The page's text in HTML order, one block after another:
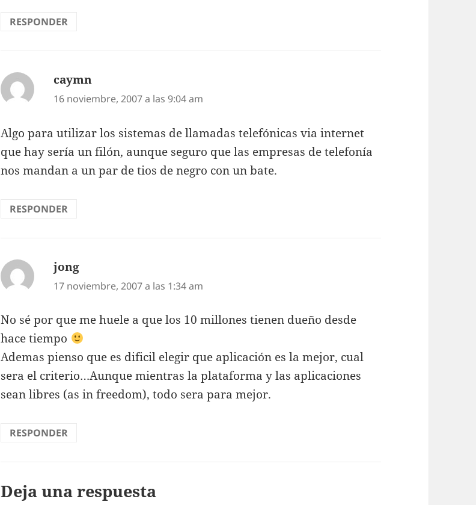
RESPONDER
caymn
16 noviembre, 2007 a las 9:04 am
Algo para utilizar los sistemas de llamadas telefónicas via internet
que hay sería un filón, aunque seguro que las empresas de telefonía
nos mandan a un par de tios de negro con un bate.
RESPONDER
jong
17 noviembre, 2007 a las 1:34 am
No sé por que me huele a que los 10 millones tienen dueño desde
hace tiempo
Ademas pienso que es dificil elegir que aplicación es la mejor, cual
sera el criterio…Aunque mientras la plataforma y las aplicaciones
sean libres (as in freedom), todo sera para mejor.
RESPONDER
Deja una respuesta